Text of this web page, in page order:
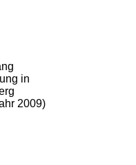
in
2009)